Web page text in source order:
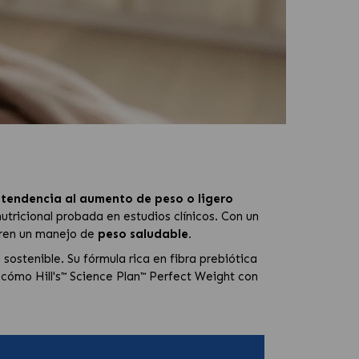
al aumento de peso o ligero
probada en estudios clínicos. Con un
un manejo de peso saludable.
Su fórmula rica en fibra prebiótica
Hill's™ Science Plan™ Perfect Weight con